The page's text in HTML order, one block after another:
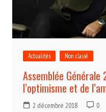
Actualités Non classé
Assemblée Générale
l’optimisme et de
2 décembre 2018 0